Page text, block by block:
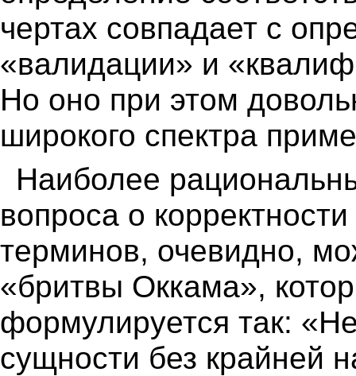
чертах совпадает с
«валидации» и
Но оно при этом
широкого спектра
Наиболее
вопроса о
терминов, очевидно,
«бритвы Оккама»,
формулируется так:
сущности без крайней